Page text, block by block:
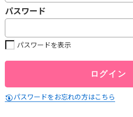
パスワード
パスワードを表示
パスワードをお忘れの方はこちら